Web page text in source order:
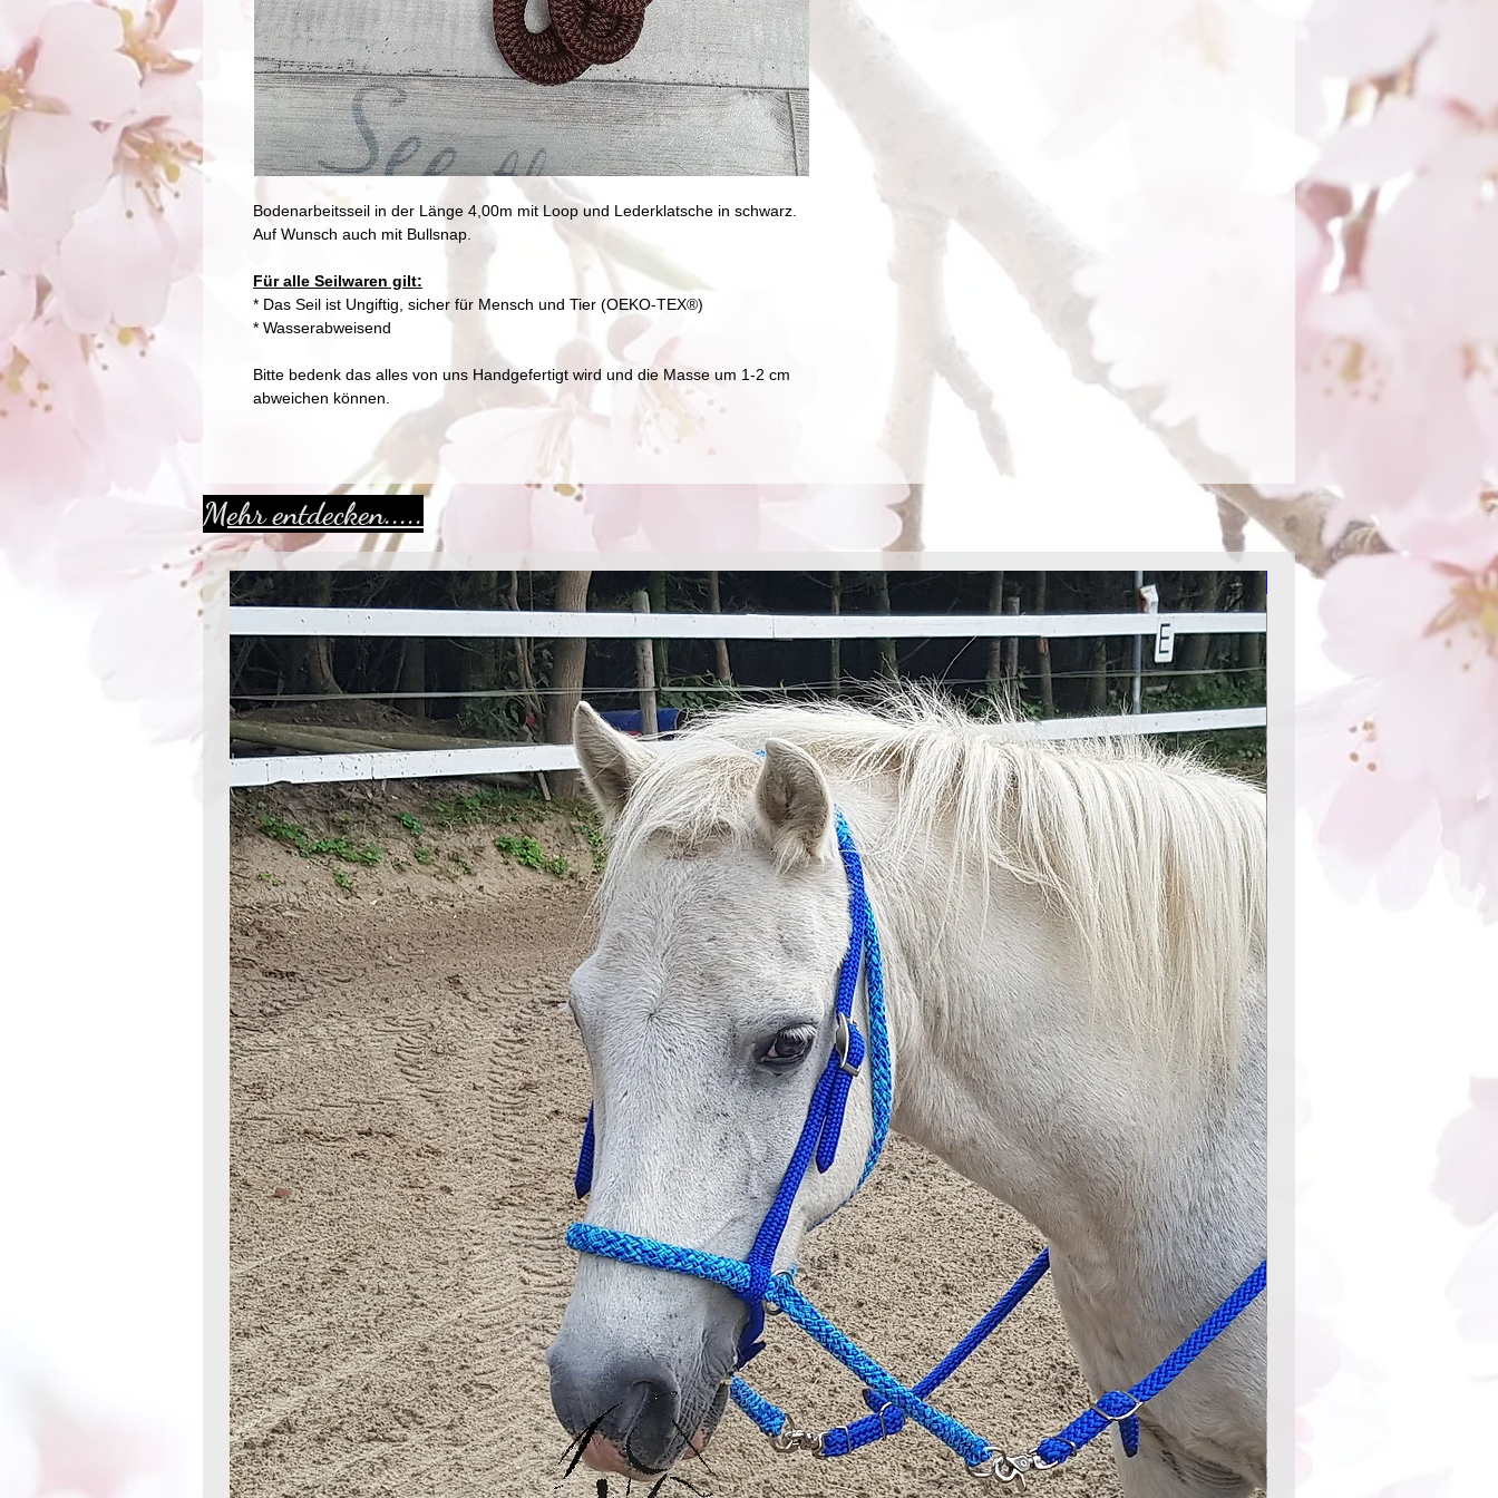
Bodenarbeitsseil in der Länge 4,00m mit Loop und Lederklatsche in schwarz.
Auf Wunsch auch mit Bullsnap.
Für alle Seilwaren gilt:
* Das Seil ist Ungiftig, sicher für Mensch und Tier (OEKO-TEX®)
* Wasserabweisend
Bitte bedenk das alles von uns Handgefertigt wird und die Masse um 1-2 cm
abweichen können.
ziehen und mit einem Gummi befestigen.
Zusammensetzung kommen kann die das
Mehr entdecken.....
Aktion